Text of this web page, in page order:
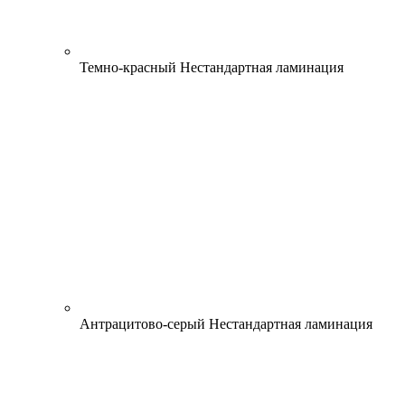
Темно-красный Нестандартная ламинация
Антрацитово-серый Нестандартная ламинация